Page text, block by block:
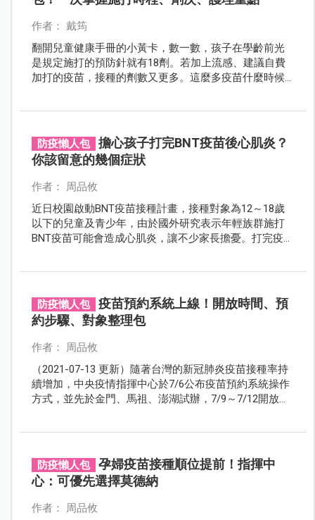
作者： 戴筠
翻開兒童健康手冊的小黃卡，數一數，孩子在學齡前光
是規定施打的預防針就有18劑。若加上流感、建議自費
加打的疫苗，接種的劑數又更多。這麼多疫苗什麼時候
防疫懶人包
擔心孩子打完BNT疫苗後心肌炎？
你該留意的幾個症狀
作者： 周品攸
近日校園啟動BNT疫苗接種計畫，接種對象為12～18歲
以下的兒童及青少年，由於國外研究表示年輕族群施打
BNT疫苗可能會造成心肌炎，讓不少家長擔憂。打完疫苗
防疫懶人包
疫苗預約系統上線！開放時間、預
約步驟、對象整理包
作者： 周品攸
（2021-07-13 更新）隨著台灣的新冠肺炎疫苗接種率持
續增加，中央疫情指揮中心於7/6公布疫苗預約系統操作
方式，並先於金門、馬祖、澎湖試辦，7/9～7/12開放給
約步驟及適用對象，現在來一次看清楚！
防疫懶人包
孕婦疫苗接種順位提前！指揮中
心：可優先選擇莫德納
作者： 周品攸